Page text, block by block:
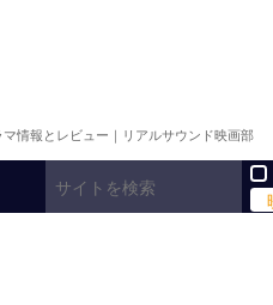
情報とレビュー｜リアルサウンド映画部